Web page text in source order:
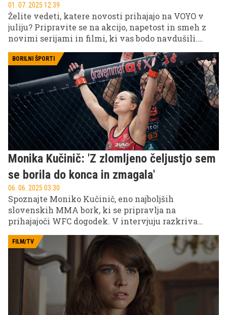
01. 07. 2025 12.39
Želite vedeti, katere novosti prihajajo na VOYO v
juliju? Pripravite se na akcijo, napetost in smeh z
novimi serijami in filmi, ki vas bodo navdušili.
VOYO pa poskrbi, da vam pri tem ne bo dolgčas.
Pripravite kokice, se gledamo!
BORILNI ŠPORTI
Monika Kučinič: 'Z zlomljeno čeljustjo sem
se borila do konca in zmagala'
06. 06. 2025 03.30
Spoznajte Moniko Kučinič, eno najboljših
slovenskih MMA bork, ki se pripravlja na
prihajajoči WFC dogodek. V intervjuju razkriva
borilnih veščin do številke 1 v Sloveniji.
FILM/TV